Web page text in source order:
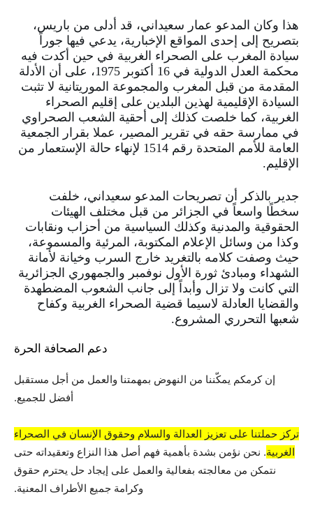
هذا وكان المدعو عمار سعيداني، قد أدلى من باريس،
بتصريح إلى إحدى المواقع الإخبارية، يدعي فيها جوراً
سيادة المغرب على الصحراء الغربية في حين أكدت فيه
محكمة العدل الدولية في 16 أكتوبر 1975، على أن الأدلة
المقدمة من قبل المغرب والمجموعة الموريتانية لا تثبت
السيادة الإقليمية لهذين البلدين على إقليم الصحراء
الغربية، كما خلصت كذلك إلى أحقية الشعب الصحراوي
في ممارسة حقه في تقرير المصير، عملا بقرار الجمعية
العامة للأمم المتحدة رقم 1514 لإنهاء حالة الإستعمار من
الإقليم.
جدير بالذكر أن تصريحات المدعو سعيداني، خلفت
سخطًا واسعاً في الجزائر من قبل مختلف الهيئات
الحقوقية والمدنية وكذلك السياسية من أحزاب ونقابات
وكذا من وسائل الإعلام المكتوبة، المرئية والمسموعة،
حيث وصفت كلامه بالتغريد خارج السرب وخيانة لأمانة
الشهداء ومبادئ ثورة الأول نوفمبر والجمهوري الجزائرية
التي كانت ولا تزال وأبداً إلى جانب الشعوب المضطهدة
والقضايا العادلة لاسيما قضية الصحراء الغربية وكفاح
شعبها التحرري المشروع.
دعم الصحافة الحرة
إن كرمكم يمكّننا من النهوض بمهمتنا والعمل من أجل مستقبل
أفضل للجميع.
تركز حملتنا على تعزيز العدالة والسلام وحقوق الإنسان في الصحراء
الغربية. نحن نؤمن بشدة بأهمية فهم أصل هذا النزاع وتعقيداته حتى
نتمكن من معالجته بفعالية والعمل على إيجاد حل يحترم حقوق
وكرامة جميع الأطراف المعنية.